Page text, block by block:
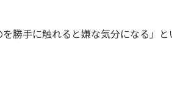
を勝手に触れると嫌な気分になる」